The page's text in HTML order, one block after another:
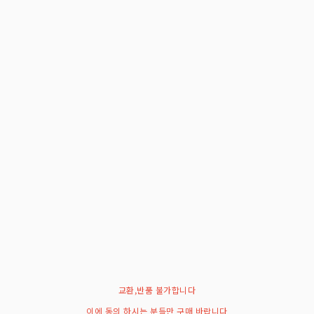
교환,반품 불가합니다
이에 동의 하시는 분들만 구매 바랍니다